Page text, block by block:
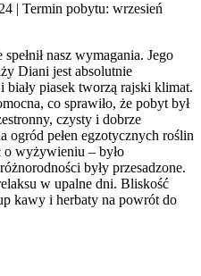
| Termin pobytu: wrzesień
nasz wymagania. Jego
Diani jest absolutnie
piasek tworzą rajski klimat.
co sprawiło, że pobyt był
czysty i dobrze
ogród pełen egzotycznych roślin
o wyżywieniu – było
były przesadzone.
w upalne dni. Bliskość
kawy i herbaty na powrót do